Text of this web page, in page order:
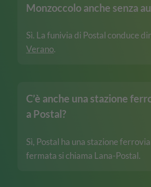
Monzoccolo anche senza
Sì. La funivia di Postal conduce
Verano.
C’è anche una stazione
a Postal?
Sì, Postal ha una stazione
fermata si chiama Lana-Postal.